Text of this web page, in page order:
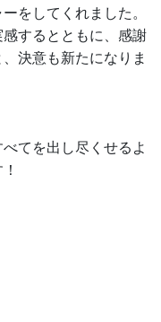
をしてくれました。
するとともに、感謝
決意も新たになりま
てを出し尽くせるよ